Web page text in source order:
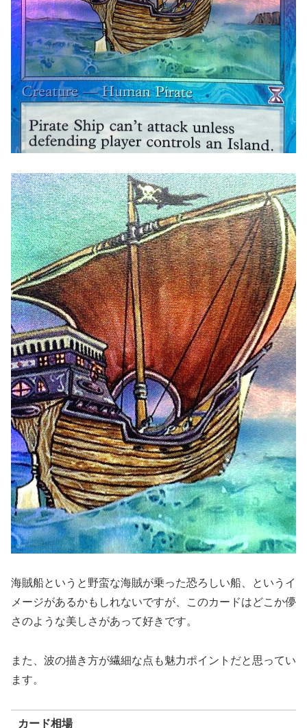
海賊船というと野蛮な海賊が乗った恐ろしい船、というイ
メージがあるかもしれないですが、このカードはどこか儚
さのような美しさがあって好きです。
また、波の描き方が繊細な点も魅力ポイントだと思ってい
ます。
カード相場